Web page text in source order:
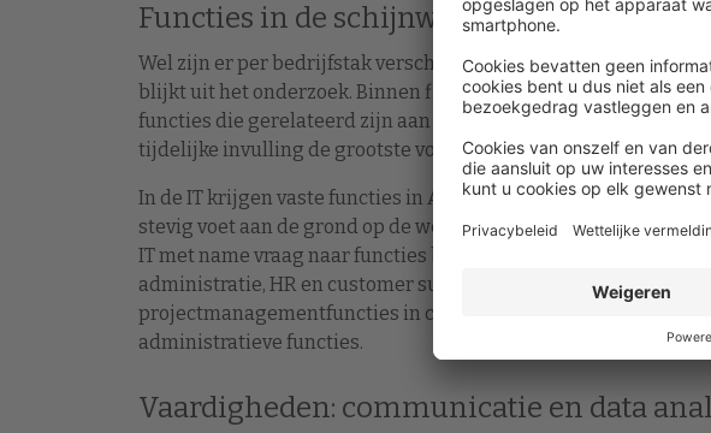
Functies in de schijnwerpers
Wel zijn er per bedrijfstak verschillen te constateren in de
blijkt uit het onderzoek. Binnen finance en boekhouding zijn
functies die gerelateerd zijn aan accounting en controlling.
tijdelijke invulling de grootste voorkeur ten opzichte van vaste
In de IT krijgen vaste functies in Artificial Intelligence (AI),
stevig voet aan de grond op de werkvloer. Zowel tijdelijk als op
IT met name vraag naar functies binnen de werkgebieden
administratie, HR en customer support is er een stijging vast te
projectmanagementfuncties in customer service. Tijdelijke
administratieve functies.
Vaardigheden: communicatie en data